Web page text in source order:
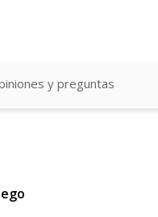
y preguntas